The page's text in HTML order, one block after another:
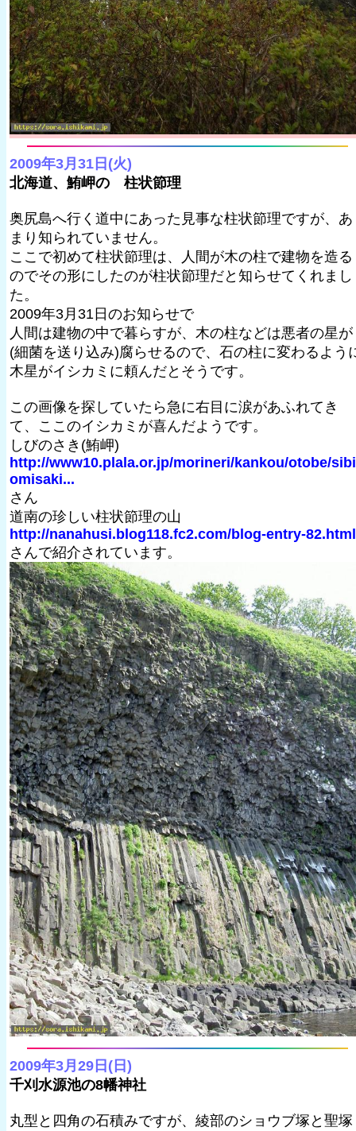
2009年3月31日(火)
北海道、鮪岬の 柱状節理
奥尻島へ行く道中にあった見事な柱状節理ですが、あ
まり知られていません。
ここで初めて柱状節理は、人間が木の柱で建物を造る
のでその形にしたのが柱状節理だと知らせてくれまし
た。
2009年3月31日のお知らせで
人間は建物の中で暮らすが、木の柱などは悪者の星が
(細菌を送り込み)腐らせるので、石の柱に変わるよう
木星がイシカミに頼んだとそうです。
この画像を探していたら急に右目に涙があふれてき
て、ここのイシカミが喜んだようです。
しびのさき(鮪岬)
http://www10.plala.or.jp/morineri/kankou/otobe/
omisaki...
さん
道南の珍しい柱状節理の山
http://nanahusi.blog118.fc2.com/blog-entry-82.html
さんで紹介されています。
2009年3月29日(日)
千刈水源池の8幡神社
丸型と四角の石積みですが、綾部のショウブ塚と聖塚